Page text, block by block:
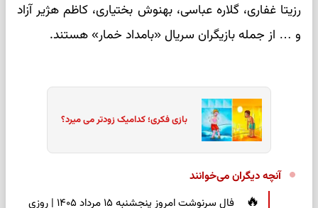
رزیتا غفاری، گلاره عباسی، بهنوش بختیاری، کاظم هژیر آزاد
و … از جمله بازیگران سریال «بامداد خمار» هستند.
بازی فکری؛ کدامیک زودتر می میرد؟
آنچه دیگران می‌خوانند
فال سرنوشت امروز پنجشنبه ۱۵ مرداد ۱۴۰۵ | روزی